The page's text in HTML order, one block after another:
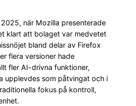
när Mozilla presenterade
klart att bolaget var medvetet
bland delar av Firefox
flera versioner hade
fler AI-drivna funktioner,
upplevdes som påtvingat och i
fokus på kontroll,